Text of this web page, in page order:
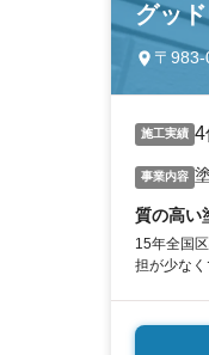
グッ
〒
施工実績 4
事業内容
質の高い
15年全国
担が少な